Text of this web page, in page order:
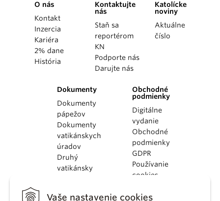
Vaše nastavenie cookies
O nás
Kontakt
Inzercia
Kariéra
2% dane
História
Kontaktujte
nás
Staň sa
reportérom
KN
Podporte nás
Darujte nás
Katolícke
noviny
Aktuálne
číslo
Dokumenty
Dokumenty
pápežov
Dokumenty
vatikánskych
úradov
Druhý
vatikánsky
Obchodné
podmienky
Digitálne
vydanie
Obchodné
podmienky
GDPR
Používanie
cookies